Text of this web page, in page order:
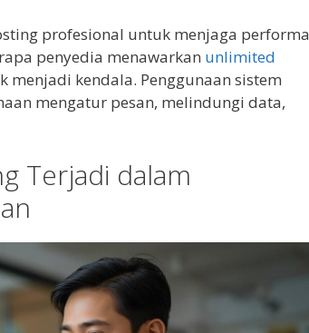
profesional untuk menjaga performa
penyedia menawarkan unlimited
kendala. Penggunaan sistem
mengatur pesan, melindungi data,
Terjadi dalam